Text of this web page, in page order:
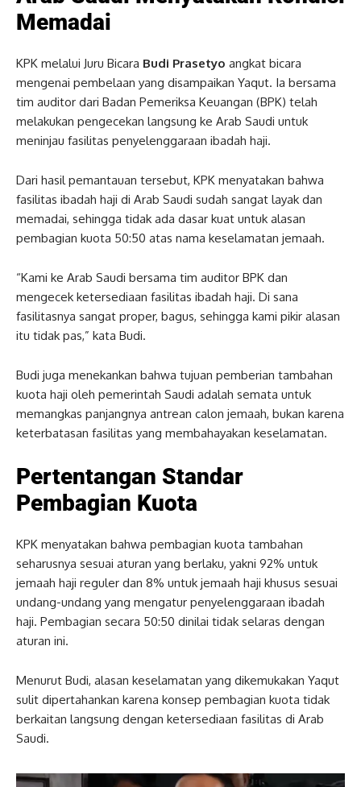
Memadai
KPK melalui Juru Bicara Budi Prasetyo angkat bicara
mengenai pembelaan yang disampaikan Yaqut. Ia bersama
tim auditor dari Badan Pemeriksa Keuangan (BPK) telah
melakukan pengecekan langsung ke Arab Saudi untuk
meninjau fasilitas penyelenggaraan ibadah haji.
Dari hasil pemantauan tersebut, KPK menyatakan bahwa
fasilitas ibadah haji di Arab Saudi sudah sangat layak dan
memadai, sehingga tidak ada dasar kuat untuk alasan
pembagian kuota 50:50 atas nama keselamatan jemaah.
“Kami ke Arab Saudi bersama tim auditor BPK dan
mengecek ketersediaan fasilitas ibadah haji. Di sana
fasilitasnya sangat proper, bagus, sehingga kami pikir alasan
itu tidak pas,” kata Budi.
Budi juga menekankan bahwa tujuan pemberian tambahan
kuota haji oleh pemerintah Saudi adalah semata untuk
memangkas panjangnya antrean calon jemaah, bukan karena
keterbatasan fasilitas yang membahayakan keselamatan.
Pertentangan Standar
Pembagian Kuota
KPK menyatakan bahwa pembagian kuota tambahan
seharusnya sesuai aturan yang berlaku, yakni 92% untuk
jemaah haji reguler dan 8% untuk jemaah haji khusus sesuai
undang-undang yang mengatur penyelenggaraan ibadah
haji. Pembagian secara 50:50 dinilai tidak selaras dengan
aturan ini.
Menurut Budi, alasan keselamatan yang dikemukakan Yaqut
sulit dipertahankan karena konsep pembagian kuota tidak
berkaitan langsung dengan ketersediaan fasilitas di Arab
Saudi.